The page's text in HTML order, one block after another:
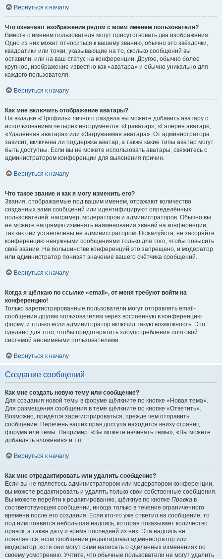
Вернуться к началу
Что означают изображения рядом с моим именем пользователя?
Вместе с именем пользователя могут присутствовать два изображения.
Одно из них может относиться к вашему званию, обычно это звёздочки,
квадратики или точки, указывающие на то, сколько сообщений вы
оставили, или на ваш статус на конференции. Другое, обычно более
крупное, изображение известно как «аватара» и обычно уникально для
каждого пользователя.
Вернуться к началу
Как мне включить отображение аватары?
На вкладке «Профиль» личного раздела вы можете добавить аватару с
использованием четырёх инструментов: «Граватар», «Галерея аватар»,
«Удалённая аватара» или «Загружаемая аватара». От администратора
зависит, включена ли поддержка аватар, а также какие типы аватар могут
быть доступны. Если вы не можете использовать аватары, свяжитесь с
администратором конференции для выяснения причин.
Вернуться к началу
Что такое звание и как я могу изменить его?
Звания, отображаемые под вашим именем, отражают количество
созданных вами сообщений или идентифицируют определённых
пользователей: например, модераторов и администраторов. Обычно вы
не можете напрямую изменять наименования званий на конференции,
так как они установлены её администратором. Пожалуйста, не засоряйте
конференцию ненужными сообщениями только для того, чтобы повысить
своё звание. На большинстве конференций это запрещено, и модератор
или администратор понизят значение вашего счётчика сообщений.
Вернуться к началу
Когда я щёлкаю по ссылке «email», от меня требуют войти на
конференцию!
Только зарегистрированные пользователи могут отправлять email-
сообщения другим пользователям через встроенную в конференцию
форму, и только если администратор включил такую возможность. Это
сделано для того, чтобы предотвратить злоупотребления почтовой
системой анонимными пользователями.
Вернуться к началу
Создание сообщений
Как мне создать новую тему или сообщение?
Для создания новой темы в форуме щёлкните по кнопке «Новая тема».
Для размещения сообщения в теме щёлкните по кнопке «Ответить».
Возможно, придётся зарегистрироваться, прежде чем отправить
сообщение. Перечень ваших прав доступа находится внизу страниц
форума или темы. Например: «Вы можете начинать темы», «Вы можете
добавлять вложения» и т.п.
Вернуться к началу
Как мне отредактировать или удалить сообщение?
Если вы не являетесь администратором или модератором конференции,
вы можете редактировать и удалять только свои собственные сообщения.
Вы можете перейти к редактированию, щёлкнув по кнопке Правка в
соответствующем сообщении, иногда только в течение ограниченного
времени после его создания. Если кто-то уже ответил на сообщение, то
под ним появится небольшая надпись, которая показывает количество
правок, а также дату и время последней из них. Эта надпись не
появляется, если сообщение редактировал администратор или
модератор, хотя они могут сами написать о сделанных изменениях по
своему усмотрению. Учтите, что обычные пользователи не могут удалить